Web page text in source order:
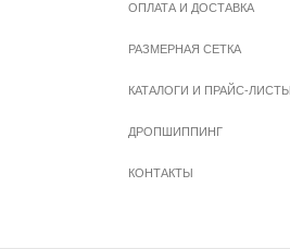
ОПЛАТА И ДОСТАВКА
РАЗМЕРНАЯ СЕТКА
КАТАЛОГИ И ПРАЙС-ЛИСТЫ
ДРОПШИППИНГ
КОНТАКТЫ